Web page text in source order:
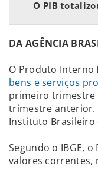
O PIB
DA AGÊNCIA
O Produto Interno
bens e serviços
primeiro trimestre
trimestre anterior.
Instituto Brasileiro
Segundo o IBGE,
valores correntes,